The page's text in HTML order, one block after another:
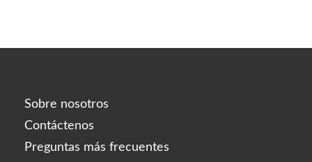
Sobre nosotros
Contáctenos
Preguntas más frecuentes